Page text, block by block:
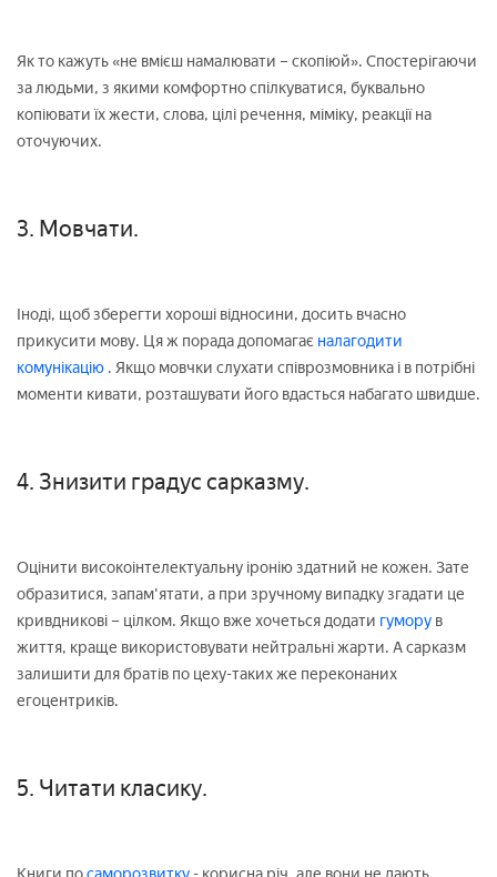
Як то кажуть «не вмієш намалювати – скопіюй». Спостерігаючи
за людьми, з якими комфортно спілкуватися, буквально
копіювати їх жести, слова, цілі речення, міміку, реакції на
оточуючих.
3. Мовчати.
Іноді, щоб зберегти хороші відносини, досить вчасно
прикусити мову. Ця ж порада допомагає налагодити
комунікацію . Якщо мовчки слухати співрозмовника і в потрібні
моменти кивати, розташувати його вдасться набагато швидше.
4. Знизити градус сарказму.
Оцінити високоінтелектуальну іронію здатний не кожен. Зате
образитися, запам'ятати, а при зручному випадку згадати це
кривдникові – цілком. Якщо вже хочеться додати гумору в
життя, краще використовувати нейтральні жарти. А сарказм
залишити для братів по цеху-таких же переконаних
егоцентриків.
5. Читати класику.